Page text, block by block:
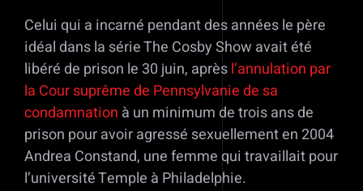
Celui qui a incarné pendant des années le père
idéal dans la série The Cosby Show avait été
libéré de prison le 30 juin, aprèsl’annulation par
la Cour suprême de Pennsylvanie de sa
condamnation à un minimum de trois ans de
prison pour avoir agressé sexuellement en 2004
Andrea Constand, une femme qui travaillait pour
l’université Temple à Philadelphie.